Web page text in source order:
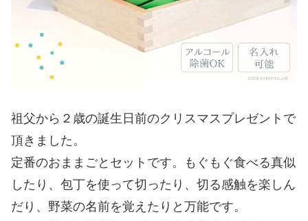
祖父から２歳の誕生日前のクリスマスプレゼントで
頂きました。
定番のおままごとセットです。もぐもぐ食べる真似
したり、包丁を使って切ったり、切る感触を楽しん
だり、野菜の名前を覚えたりと万能です。